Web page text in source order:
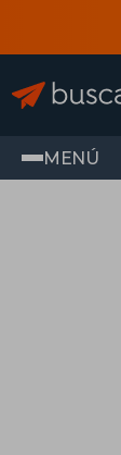
MENÚ